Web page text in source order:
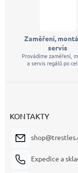
Zaměření,
servis
Provádíme zaměření,
a servis regálů po
KONTAKTY
Expedice a